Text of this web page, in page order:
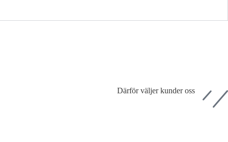
Därför väljer kunder oss